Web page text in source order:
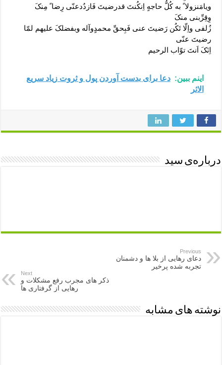
ویامَنزولا ً به کُلُّ حاجهٍ اِنکُنتَ قدرضیتَ فَازدُدعنّی رِضا ً مِنکَ
وِقِرِّبنی منکَ
زُلفی واِلّا تَکُن رَضیتَ عنی فَبِحقِّ محمدٍوآله وبفضلکَ علیهم لمّا
رضیتَ عنّی
اِنَکَ اَنتَ توّاب الرحیم
اینم ببین: دعا برای بدست آوردن پول و ثروت زیاد سریع
الاثر
درباره‌ی سید
Previous
دعای رهایی از بلا ها و دشمنان
تجربه شده پرخیر
Next
ذکر های مجرب رفع مشکلات و
رهایی از گرفتاری ها
نوشته های مشابه